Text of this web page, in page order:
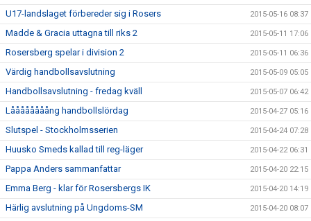
U17-landslaget förbereder sig i Rosers 2015-05-16 08:37
Madde & Gracia uttagna till riks 2 2015-05-11 17:06
Rosersberg spelar i division 2 2015-05-11 06:36
Värdig handbollsavslutning 2015-05-09 05:05
Handbollsavslutning - fredag kväll 2015-05-07 06:42
Låååååååång handbollslördag 2015-04-27 05:16
Slutspel - Stockholmsserien 2015-04-24 07:28
Huusko Smeds kallad till reg-läger 2015-04-22 06:31
Pappa Anders sammanfattar 2015-04-20 22:15
Emma Berg - klar för Rosersbergs IK 2015-04-20 14:19
Härlig avslutning på Ungdoms-SM 2015-04-20 08:07